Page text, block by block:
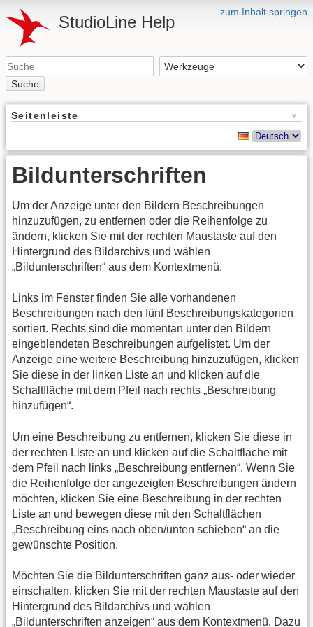
zum Inhalt springen
StudioLine Help
Suche
Seitenleiste
Bildunterschriften
Um der Anzeige unter den Bildern Beschreibungen
hinzuzufügen, zu entfernen oder die Reihenfolge zu
ändern, klicken Sie mit der rechten Maustaste auf den
Hintergrund des Bildarchivs und wählen
„Bildunterschriften“ aus dem Kontextmenü.
Links im Fenster finden Sie alle vorhandenen
Beschreibungen nach den fünf Beschreibungskategorien
sortiert. Rechts sind die momentan unter den Bildern
eingeblendeten Beschreibungen aufgelistet. Um der
Anzeige eine weitere Beschreibung hinzuzufügen, klicken
Sie diese in der linken Liste an und klicken auf die
Schaltfläche mit dem Pfeil nach rechts „Beschreibung
hinzufügen“.
Um eine Beschreibung zu entfernen, klicken Sie diese in
der rechten Liste an und klicken auf die Schaltfläche mit
dem Pfeil nach links „Beschreibung entfernen“. Wenn Sie
die Reihenfolge der angezeigten Beschreibungen ändern
möchten, klicken Sie eine Beschreibung in der rechten
Liste an und bewegen diese mit den Schaltflächen
„Beschreibung eins nach oben/unten schieben“ an die
gewünschte Position.
Möchten Sie die Bildunterschriften ganz aus- oder wieder
einschalten, klicken Sie mit der rechten Maustaste auf den
Hintergrund des Bildarchivs und wählen
„Bildunterschriften anzeigen“ aus dem Kontextmenü. Dazu